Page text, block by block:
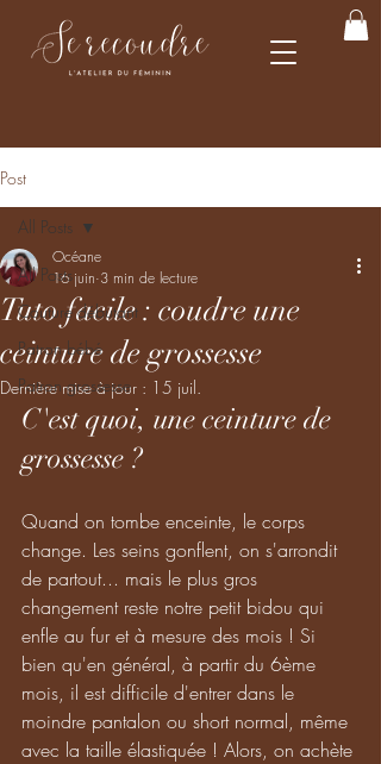
Post
All Posts
Couture débutant
Patron bébé
Patron grossesse
All Posts
Tuto facile : coudre une
ceinture de grossesse
Océane
16 juin 3 min de lecture
Dernière mise à jour : 15 juil.
C'est quoi, une ceinture de
grossesse ?
Quand on tombe enceinte, le corps
change. Les seins gonflent, on s'arrondit
de partout... mais le plus gros
changement reste notre petit bidou qui
enfle au fur et à mesure des mois ! Si
bien qu'en général, à partir du 6ème
mois, il est difficile d'entrer dans le
moindre pantalon ou short normal, même
avec la taille élastiquée ! Alors, on achète